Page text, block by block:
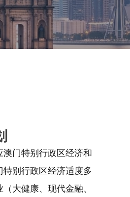
门特别行政区经济和
别行政区经济适度多
大健康、现代金融、